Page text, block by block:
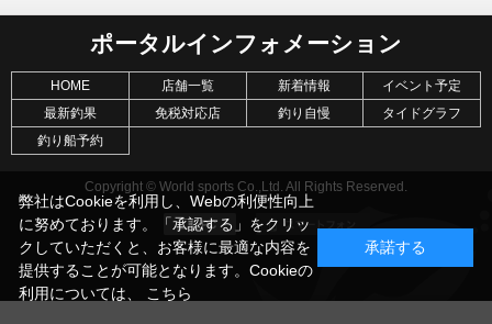
ポータルインフォメーション
HOME 店舗一覧 新着情報
イベント予定
最新釣果
免税対応店 釣り自慢
タイドグラフ
釣り船予約
Copyright © World sports Co.,Ltd. All Rights Reserved.
弊社はCookieを利用し、Webの利便性向上
に努めております。「承認する」をクリッ
クしていただくと、お客様に最適な内容を
提供することが可能となります。Cookieの
利用については、 こちら
承諾する